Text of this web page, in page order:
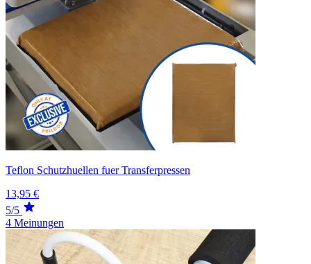
Teflon Schutzhuellen fuer Transferpressen
13,95 €
5/5
4 Meinungen